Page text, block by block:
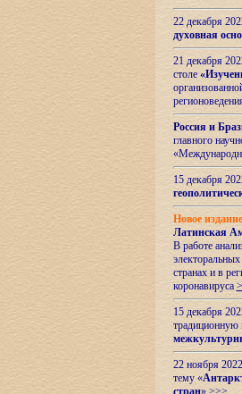
22 декабря
духовная
21 декабря
столе
Россия и
главного
15 декабря
Новое
Латинская
В работе
странах и в
коронавируса
15 декабря
22 ноября
тему «
стран» >>>